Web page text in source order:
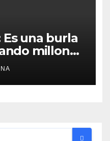
Es una burla
millones
agua